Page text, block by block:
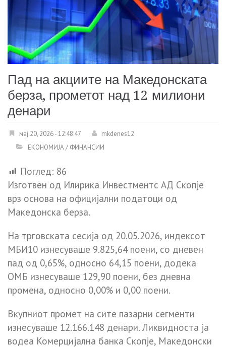
Пад на акциите на Македонската
берза, прометот над 12 милиони
денари
мај 20, 2026 - 12:48:47
mkdenes12
ЕКОНОМИЈА / ФИНАНСИИ
Поглед: 86
Изготвен од Илирика Инвестментс АД Скопје
врз основа на официјални податоци од
Македонска берза.
На трговската сесија од 20.05.2026, индексот
МБИ10 изнесуваше 9.825,64 поени, со дневен
пад од 0,65%, односно 64,15 поени, додека
ОМБ изнесуваше 129,90 поени, без дневна
промена, односно 0,00% и 0,00 поени.
Вкупниот промет на сите пазарни сегменти
изнесуваше 12.166.148 денари. Ликвидноста ја
водеа Комерцијална банка Скопје, Македонски